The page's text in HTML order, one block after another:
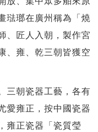
琺瑯在廣州稱為「燒
、匠人入朝，製作宮
、雍、乾三朝皆獲空
三朝瓷器工藝，各有
愛雍正，按中國瓷器
雍正瓷器「瓷質瑩